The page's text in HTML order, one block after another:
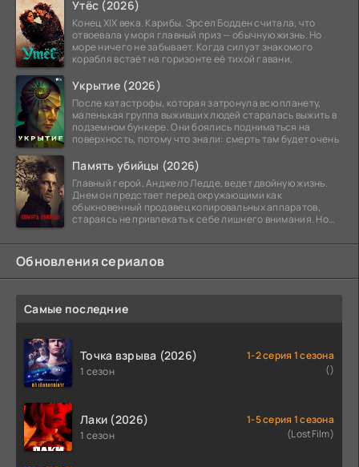
Утёс (2026)
Конец XIX века. Карибы. Эрсел Бодден считала, что
отвоевала у моря главный приз — обычную жизнь. Но
море ничего не забывает. Когда силуэт знакомого
корабля встаёт на горизонте её тихой гавани,
Укрытие (2026)
После катастрофы, которая затронула всю планету,
маленькая группа выживших людей старалась выжить в
подземном бункере. Они боялись подниматься на
поверхность, потому что знали: смерть там будет очень
Память убийцы (2026)
Главный герой, Анджело Ледде, ведет двойную жизнь.
Днем он предстает перед окружающими как
обыкновенный продавец копировальных аппаратов,
стараясь не привлекать к себе лишнего внимания. Но
Обновления сериалов
Самые последние
Точка взрыва (2026)
1 сезон
1-2 серия 1 сезона
()
Лаки (2026)
1 сезон
1-5 серия 1 сезона
(LostFilm)